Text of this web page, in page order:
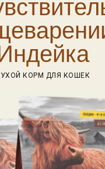
КОРМ ДЛЯ КОШЕК